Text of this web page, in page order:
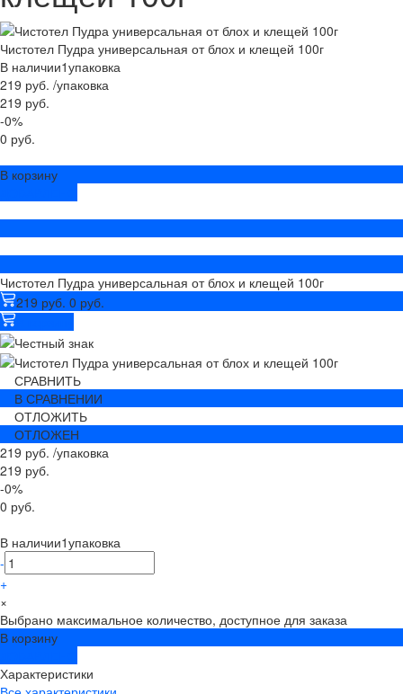
Чистотел Пудра универсальная от блох и клещей 100г
В наличии1упаковка
219 руб. /упаковка
219 руб.
-0%
0 руб.
В корзину
Чистотел Пудра универсальная от блох и клещей 100г
219 руб. 0 руб.
СРАВНИТЬ
В СРАВНЕНИИ
ОТЛОЖИТЬ
ОТЛОЖЕН
219 руб. /упаковка
219 руб.
-0%
0 руб.
В наличии1упаковка
-
+
×
Выбрано максимальное количество, доступное для заказа
В корзину
Характеристики